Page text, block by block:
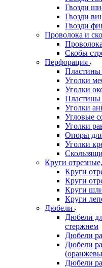
Гвозди
Гвозди
Гвозди
Проволока и
Скобы
Перфорация
Пластины
Уголки
Уголки
Уголки
Угловые
Уголки
Опоры
Уголки
Круги
Круги
Круги
Круги
Круги
Дюбели
Дюбели
стержнем
Дюбели
Дюбели
Дюбели